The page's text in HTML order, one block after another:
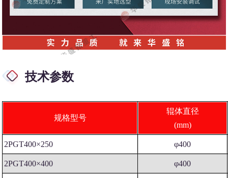
技术参数
规格型号
辊体直径
(mm)
2PGT400×250 φ400
2PGT400×400 φ400